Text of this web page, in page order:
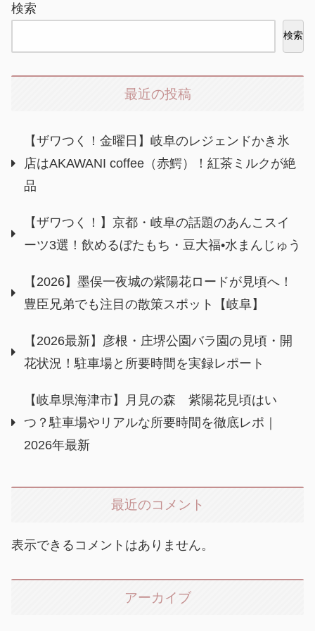
検索
検索
最近の投稿
【ザワつく！金曜日】岐阜のレジェンドかき氷
店はAKAWANI coffee（赤鰐）！紅茶ミルクが絶
品
【ザワつく！】京都・岐阜の話題のあんこスイ
ーツ3選！飲めるぼたもち・豆大福•水まんじゅう
【2026】墨俣一夜城の紫陽花ロードが見頃へ！
豊臣兄弟でも注目の散策スポット【岐阜】
【2026最新】彦根・庄堺公園バラ園の見頃・開
花状況！駐車場と所要時間を実録レポート
【岐阜県海津市】月見の森 紫陽花見頃はい
つ？駐車場やリアルな所要時間を徹底レポ｜
2026年最新
最近のコメント
表示できるコメントはありません。
アーカイブ